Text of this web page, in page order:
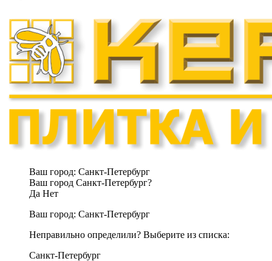
Ваш город: Санкт-Петербург
Ваш город Санкт-Петербург?
Да Нет
Ваш город: Санкт-Петербург
Неправильно определили? Выберите из списка:
Санкт-Петербург